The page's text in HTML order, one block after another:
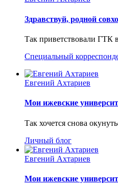
Здравствуй, родной
Так приветствовали ГТК
Специальный
Евгений Ахтариев
Мои ижевские
Так хочется снова
Личный блог
Евгений Ахтариев
Мои ижевские